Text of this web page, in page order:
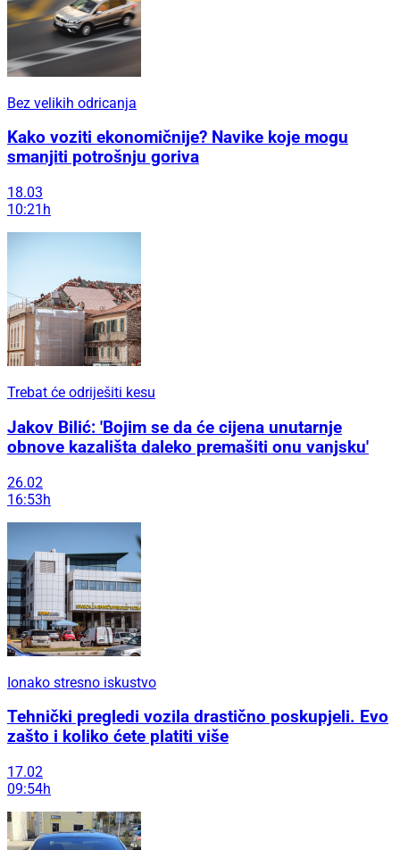
Bez velikih odricanja
Kako voziti ekonomičnije? Navike koje mogu
smanjiti potrošnju goriva
18.03
10:21h
Trebat će odriješiti kesu
Jakov Bilić: 'Bojim se da će cijena unutarnje
obnove kazališta daleko premašiti onu vanjsku'
26.02
16:53h
Ionako stresno iskustvo
Tehnički pregledi vozila drastično poskupjeli. Evo
zašto i koliko ćete platiti više
17.02
09:54h